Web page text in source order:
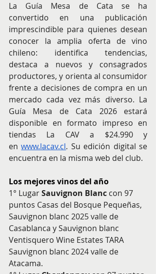
La Guía Mesa de Cata se ha
convertido en una publicación
imprescindible para quienes desean
conocer la amplia oferta de vino
chileno: identifica tendencias,
destaca a nuevos y consagrados
productores, y orienta al consumidor
frente a decisiones de compra en un
mercado cada vez más diverso. La
Guía Mesa de Cata 2026 estará
disponible en formato impreso en
tiendas La CAV a $24.990 y
en www.lacav.cl. Su edición digital se
encuentra en la misma web del club.
Los mejores vinos del año
1° Lugar Sauvignon Blanc con 97
puntos Casas del Bosque Pequeñas,
Sauvignon blanc 2025 valle de
Casablanca y Sauvignon blanc
Ventisquero Wine Estates TARA
Sauvignon blanc 2024 valle de
Atacama.